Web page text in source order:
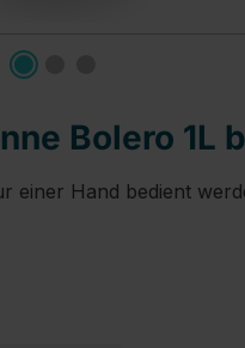
Bolero 1L
Hand bedient